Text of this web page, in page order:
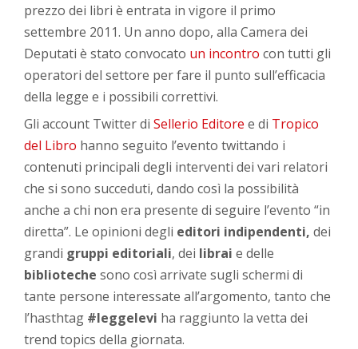
prezzo dei libri è entrata in vigore il primo
settembre 2011. Un anno dopo, alla Camera dei
Deputati è stato convocato un incontro con tutti gli
operatori del settore per fare il punto sull’efficacia
della legge e i possibili correttivi.
Gli account Twitter diSellerio Editore e di Tropico
del Libro hanno seguito l’evento twittando i
contenuti principali degli interventi dei vari relatori
che si sono succeduti, dando così la possibilità
anche a chi non era presente di seguire l’evento “in
diretta”. Le opinioni degli editori indipendenti, dei
grandi gruppi editoriali, dei librai e delle
biblioteche sono così arrivate sugli schermi di
tante persone interessate all’argomento, tanto che
l’hasthtag #leggelevi ha raggiunto la vetta dei
trend topics della giornata.